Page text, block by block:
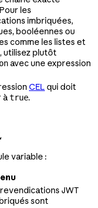
les
imbriquées,
booléennes ou
comme les listes et
utilisez plutôt
avec une expression
CEL qui doit
àtrue.
variable :
JWT
sont